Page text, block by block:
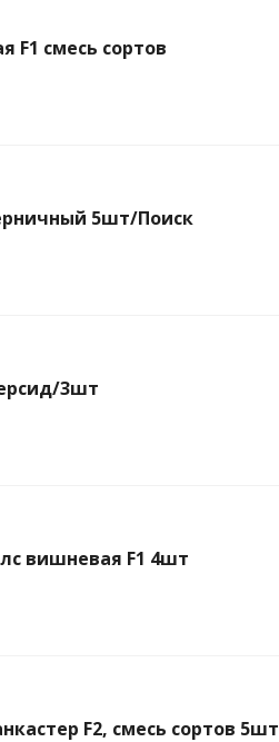
F1 смесь сортов
5шт/Поиск
3шт
вишневая F1 4шт
F2, смесь сортов 5шт